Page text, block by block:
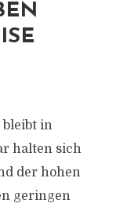
bleibt in
halten sich
der hohen
geringen